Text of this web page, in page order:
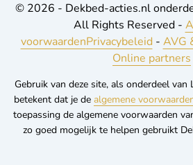
© 2026 - Dekbed-acties.nl
All Rights Reserved -
voorwaardenPrivacybeleid- AVG
Online partners
Gebruik van deze site, als onderdeel van
betekent dat je de algemene
toepassing de algemene voorwaarden
zo goed mogelijk te helpen gebruikt